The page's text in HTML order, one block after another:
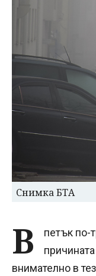
Снимка БТА
В
петък по-
внимателно в